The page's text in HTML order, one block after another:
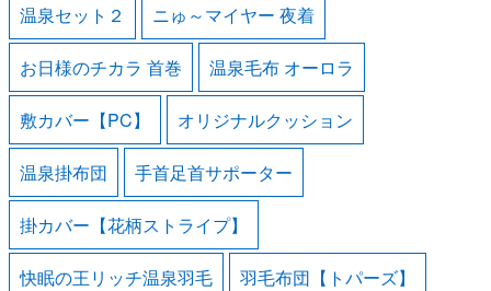
温泉セット２ ニゅ～マイヤー 夜着
お日様のチカラ 首巻 温泉毛布 オーロラ
敷カバー【PC】 オリジナルクッション
温泉掛布団 手首足首サポーター
掛カバー【花柄ストライプ】
快眠の王リッチ温泉羽毛 羽毛布団【トパーズ】